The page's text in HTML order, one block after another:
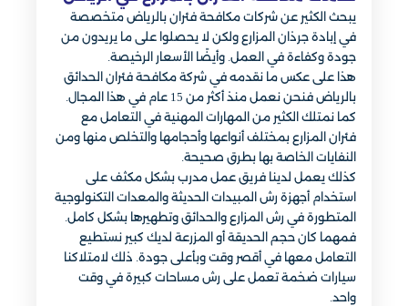
يبحث الكثير عن شركات مكافحة فئران بالرياض متخصصة
في إبادة جرذان المزارع ولكن لا يحصلوا على ما يريدون من
جودة وكفاءة في العمل. وأيضًا الأسعار الرخيصة.
هذا على عكس ما نقدمه في شركة مكافحة فئران الحدائق
بالرياض فنحن نعمل منذ أكثر من 15 عام في هذا المجال.
كما نمتلك الكثير من المهارات المهنية في التعامل مع
فئران المزارع بمختلف أنواعها وأحجامها والتخلص منها ومن
النفايات الخاصة بها بطرق صحيحة.
كذلك يعمل لدينا فريق عمل مدرب بشكل مكثف على
استخدام أجهزة رش المبيدات الحديثة والمعدات التكنولوجية
المتطورة في رش المزارع والحدائق وتطهيرها بشكل كامل.
فمهما كان حجم الحديقة أو المزرعة لديك كبير نستطيع
التعامل معها في أقصر وقت وبأعلى جودة. ذلك لامتلاكنا
سيارات ضخمة تعمل على رش مساحات كبيرة في وقت
واحد.